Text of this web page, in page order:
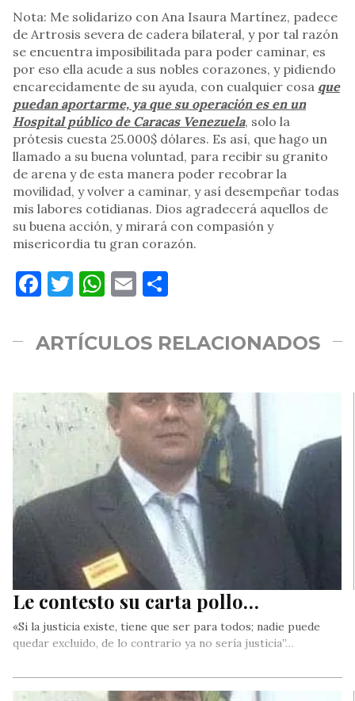
Nota: Me solidarizo con Ana Isaura Martínez, padece
de Artrosis severa de cadera bilateral, y por tal razón
se encuentra imposibilitada para poder caminar, es
por eso ella acude a sus nobles corazones, y pidiendo
encarecidamente de su ayuda, con cualquier cosa que
puedan aportarme, ya que su operación es en un
Hospital público de Caracas Venezuela, solo la
prótesis cuesta 25.000$ dólares. Es así, que hago un
llamado a su buena voluntad, para recibir su granito
de arena y de esta manera poder recobrar la
movilidad, y volver a caminar, y así desempeñar todas
mis labores cotidianas. Dios agradecerá aquellos de
su buena acción, y mirará con compasión y
misericordia tu gran corazón.
Facebook
Twitter
WhatsApp
Email
ARTÍCULOS RELACIONADOS
Le contesto su carta pollo…
«Si la justicia existe, tiene que ser para todos; nadie puede
quedar excluido, de lo contrario ya no sería justicia”…